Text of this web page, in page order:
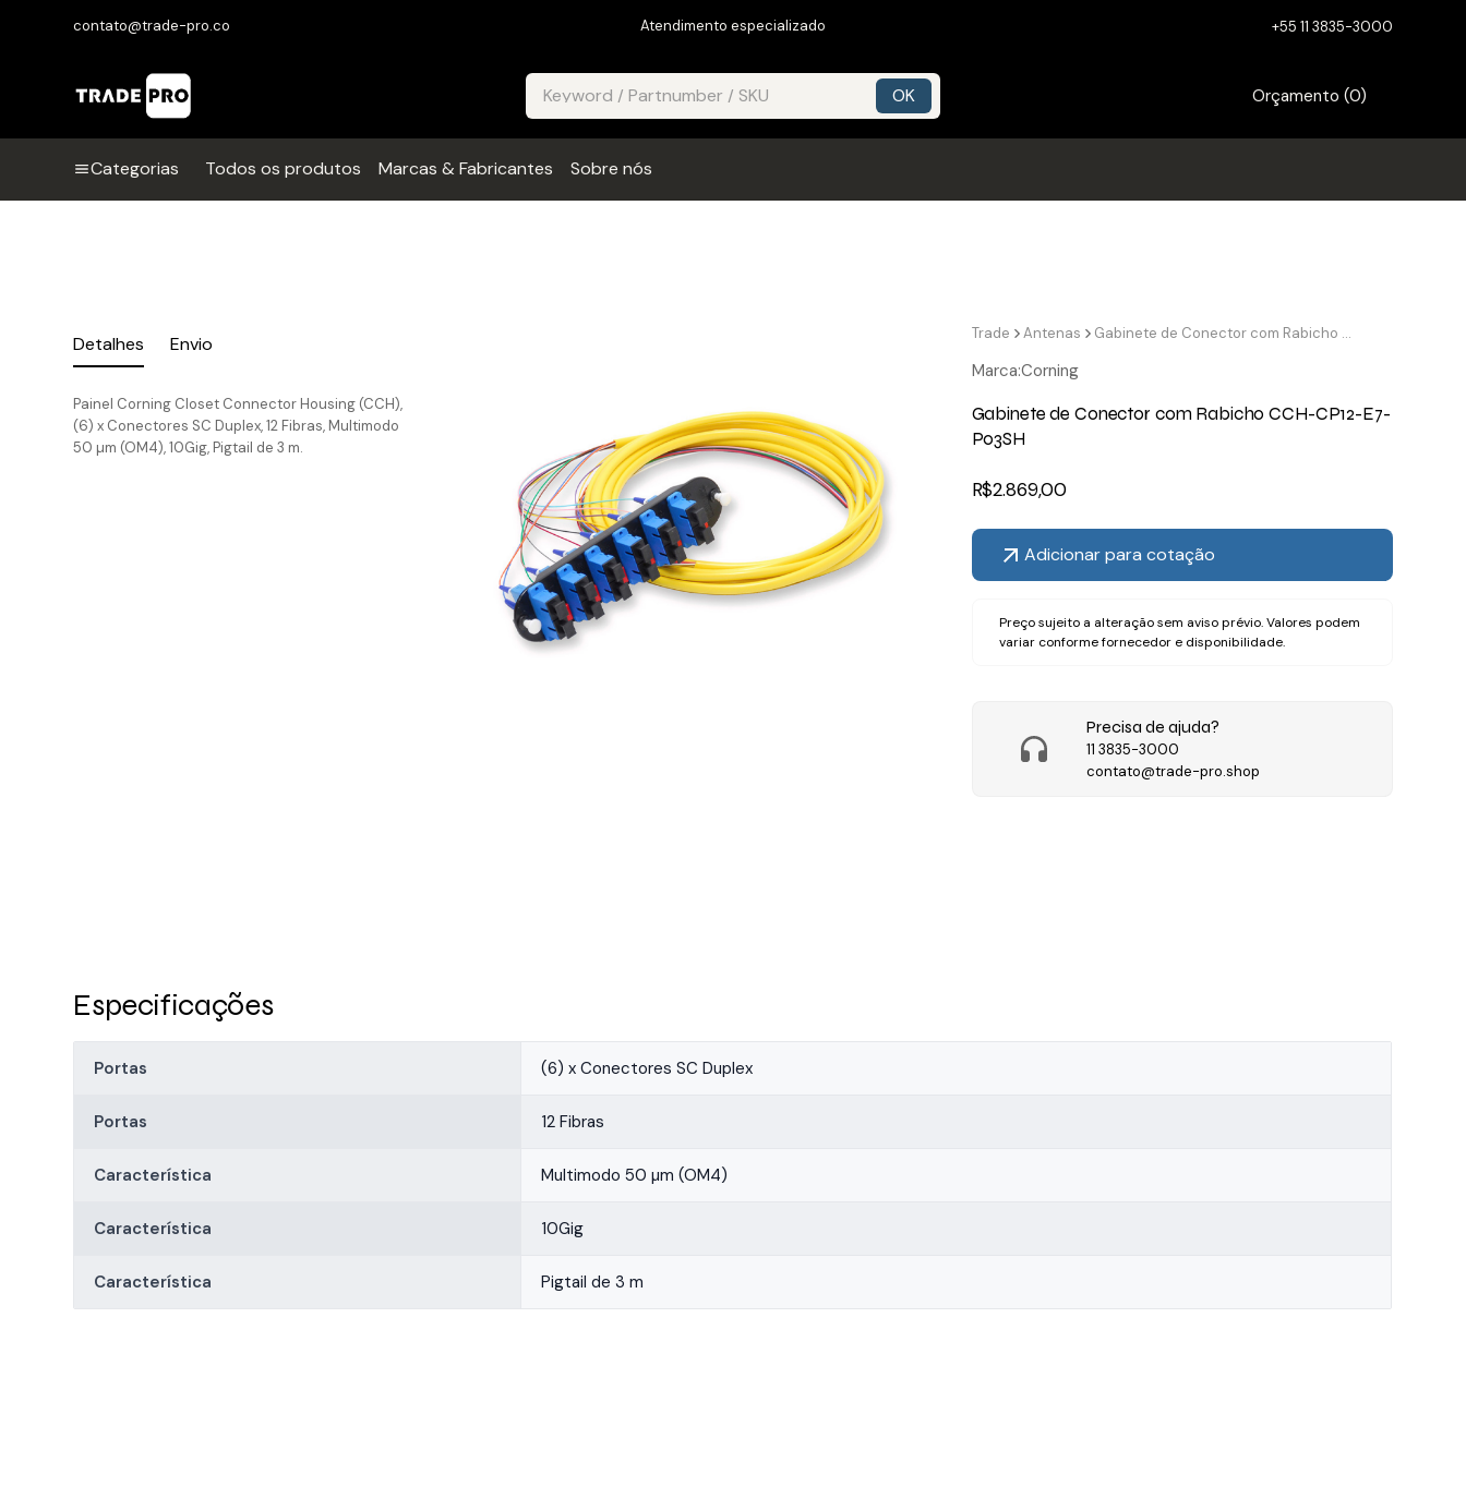
contato@trade-pro.co Atendimento especializado +55 11 3835-3000
Orçamento (0)
Categorias Todos os produtos Marcas & Fabricantes Sobre nós
Detalhes Envio
Painel Corning Closet Connector Housing (CCH),
(6) x Conectores SC Duplex, 12 Fibras, Multimodo
50 µm (OM4), 10Gig, Pigtail de 3 m.
Trade Antenas Gabinete de Conector com Rabicho CCH-CP12-E7-P03SH
Marca:Corning
Gabinete de Conector com Rabicho CCH-CP12-E7-
P03SH
R$2.869,00
Adicionar para cotação
Preço sujeito a alteração sem aviso prévio. Valores podem
variar conforme fornecedor e disponibilidade.
Precisa de ajuda?
11 3835-3000
contato@trade-pro.shop
Especificações
Portas (6) x Conectores SC Duplex
Portas 12 Fibras
Característica Multimodo 50 µm (OM4)
Característica 10Gig
Característica Pigtail de 3 m